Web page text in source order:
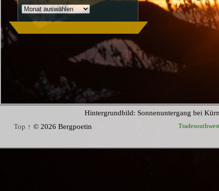
Archiv
Hintergrundbild: Sonnenuntergang bei
Top ↑ © 2026 Bergpoetin